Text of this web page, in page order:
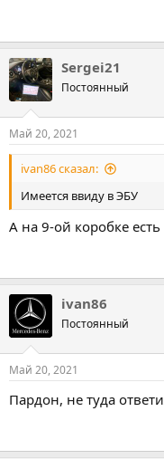
Sergei21
Постоянный
Май 20, 2021
ivan86 сказал:
Имеется ввиду в ЭБУ
А на 9-ой коробке
ivan86
Постоянный
Май 20, 2021
Пардон, не туда